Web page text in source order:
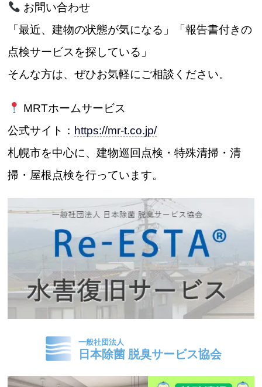
お問い合わせ
「最近、建物の状態が気になる」「報告書付きの
点検サービスを探している」
そんな方は、ぜひお気軽にご相談ください。
MRTホームサービス
公式サイト： https://mr-t.co.jp/
札幌市を中心に、建物巡回点検・特殊清掃・清
掃・屋根点検を行っています。